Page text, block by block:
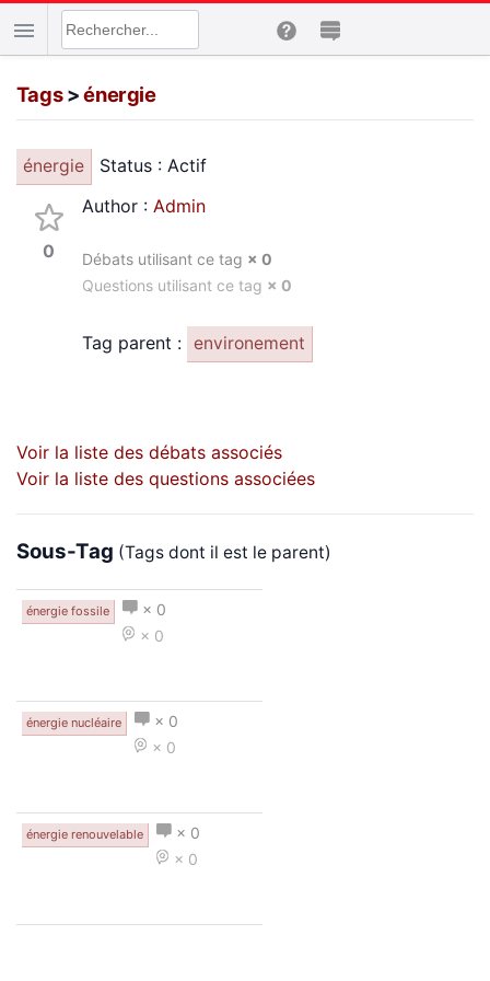
Tags>énergie
énergie Status : Actif
0
Author : Admin
Débats utilisant ce tag × 0
Questions utilisant ce tag × 0
Tag parent : environement
Voir la liste des débats associés
Voir la liste des questions associées
Sous-Tag (Tags dont il est le parent)
énergie fossile
× 0
× 0
énergie nucléaire
× 0
× 0
énergie renouvelable
× 0
× 0